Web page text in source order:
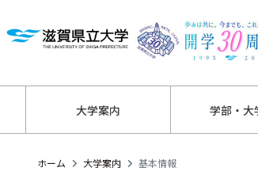
大学案内 学部・大
ホーム 大学案内 基本情報